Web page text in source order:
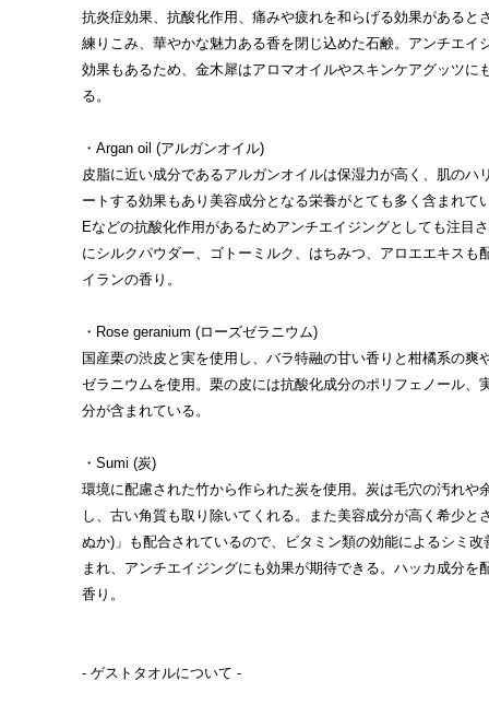
抗炎症効果、抗酸化作用、痛みや疲れを和らげる効果があると
練りこみ、華やかな魅力ある香を閉じ込めた石鹸。アンチエイ
効果もあるため、金木犀はアロマオイルやスキンケアグッツに
る。
・Argan oil (アルガンオイル)
皮脂に近い成分であるアルガンオイルは保湿力が高く、肌のハ
ートする効果もあり美容成分となる栄養がとても多く含まれて
Eなどの抗酸化作用があるためアンチエイジングとしても注目
にシルクパウダー、ゴトーミルク、はちみつ、アロエエキスも
イランの香り。
・Rose geranium (ローズゼラニウム)
国産栗の渋皮と実を使用し、バラ特融の甘い香りと柑橘系の爽
ゼラニウムを使用。栗の皮には抗酸化成分のポリフェノール、
分が含まれている。
・Sumi (炭)
環境に配慮された竹から作られた炭を使用。炭は毛穴の汚れや
し、古い角質も取り除いてくれる。また美容成分が高く希少と
ぬか)」も配合されているので、ビタミン類の効能によるシミ
まれ、アンチエイジングにも効果が期待できる。ハッカ成分を
香り。
- ゲストタオルについて -